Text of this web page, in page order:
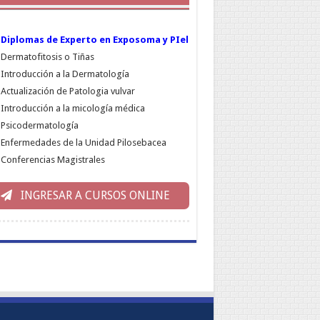
Diplomas de Experto en Exposoma y PIel
Dermatofitosis o Tiñas
Introducción a la Dermatología
Actualización de Patologia vulvar
Introducción a la micología médica
Psicodermatología
Enfermedades de la Unidad Pilosebacea
Conferencias Magistrales
INGRESAR A CURSOS ONLINE